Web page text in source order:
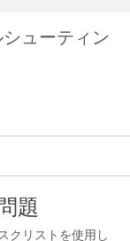
ューティン
題
クリストを使用し